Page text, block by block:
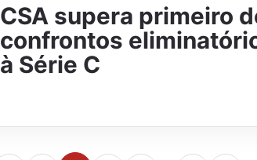
CSA supera primeiro
confrontos
à Série C